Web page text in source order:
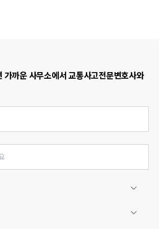
가까운 사무소에서 교통사고전문변호사와